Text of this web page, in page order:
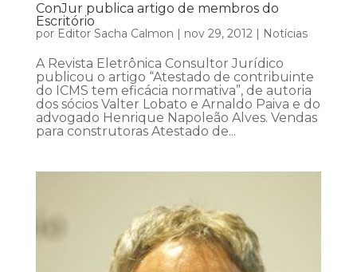
ConJur publica artigo de membros do
Escritório
por Editor Sacha Calmon nov 29, 2012| Notícias
A Revista Eletrônica Consultor Jurídico
publicou o artigo “Atestado de contribuinte
do ICMS tem eficácia normativa”, de autoria
dos sócios Valter Lobato e Arnaldo Paiva e do
advogado Henrique Napoleão Alves. Vendas
para construtoras Atestado de...